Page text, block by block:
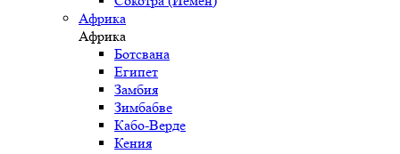
Африка
Африка
Ботсвана
Египет
Замбия
Зимбабве
Кабо-Верде
Кения